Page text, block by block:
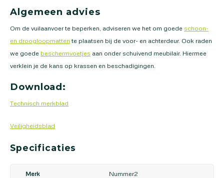
Algemeen advies
Om de vuilaanvoer te beperken, adviseren we het om goede schoon-
en droogloopmatten te plaatsen bij de voor- en achterdeur. Ook raden
we goede beschermvoetjes aan onder schuivend meubilair. Hiermee
verklein je de kans op krassen en beschadigingen.
Download:
Technisch merkblad
Veiligheidsblad
Specificaties
Merk Nummer2